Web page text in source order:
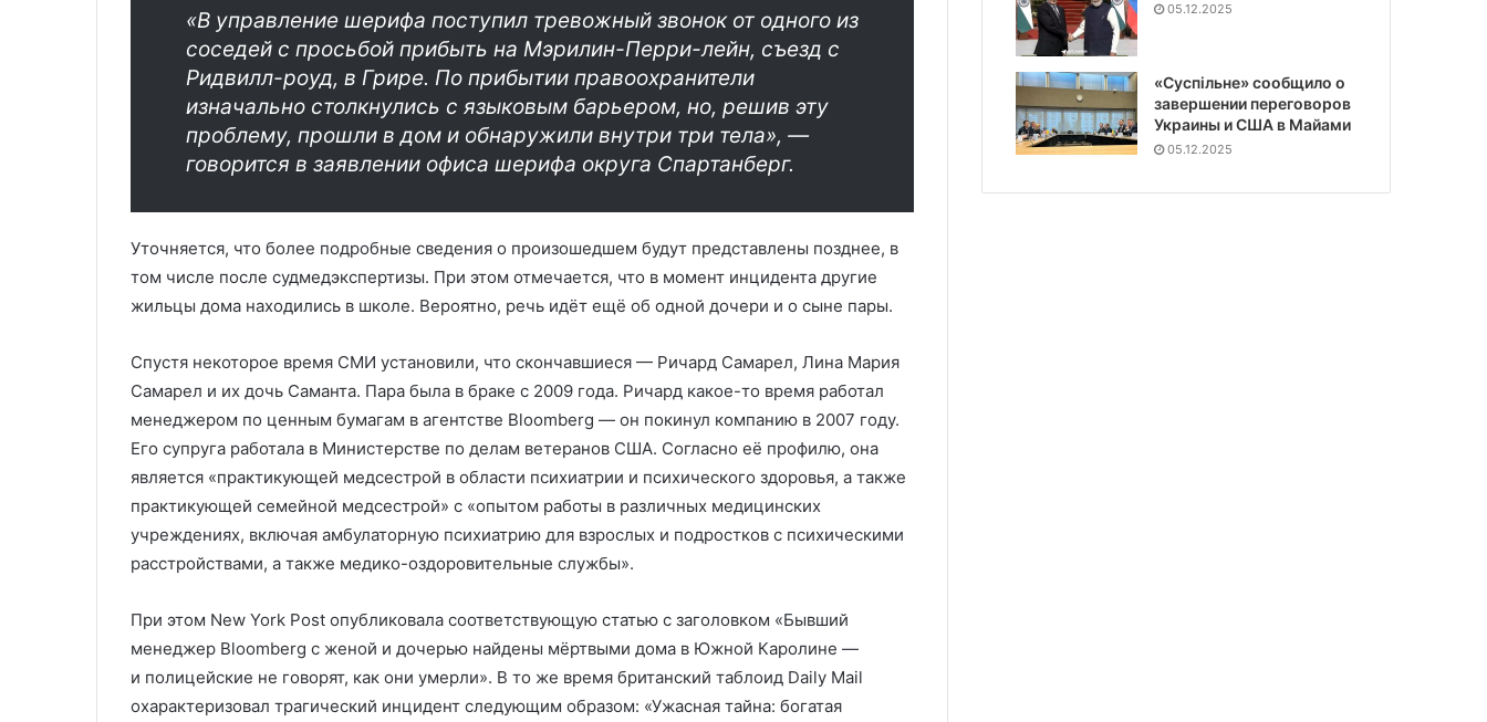
«В управление шерифа поступил тревожный звонок от одного из
соседей с просьбой прибыть на Мэрилин-Перри-лейн, съезд с
Ридвилл-роуд, в Грире. По прибытии правоохранители
изначально столкнулись с языковым барьером, но, решив эту
проблему, прошли в дом и обнаружили внутри три тела», —
говорится в заявлении офиса шерифа округа Спартанберг.
Уточняется, что более подробные сведения о произошедшем будут представлены позднее, в
том числе после судмедэкспертизы. При этом отмечается, что в момент инцидента другие
жильцы дома находились в школе. Вероятно, речь идёт ещё об одной дочери и о сыне пары.
Спустя некоторое время СМИ установили, что скончавшиеся — Ричард Самарел, Лина Мария
Самарел и их дочь Саманта. Пара была в браке с 2009 года. Ричард какое-то время работал
менеджером по ценным бумагам в агентстве Bloomberg — он покинул компанию в 2007 году.
Его супруга работала в Министерстве по делам ветеранов США. Согласно её профилю, она
является «практикующей медсестрой в области психиатрии и психического здоровья, а также
практикующей семейной медсестрой» с «опытом работы в различных медицинских
учреждениях, включая амбулаторную психиатрию для взрослых и подростков с психическими
расстройствами, а также медико-оздоровительные службы».
При этом New York Post опубликовала соответствующую статью с заголовком «Бывший
менеджер Bloomberg с женой и дочерью найдены мёртвыми дома в Южной Каролине —
и полицейские не говорят, как они умерли». В то же время британский таблоид Daily Mail
охарактеризовал трагический инцидент следующим образом: «Ужасная тайна: богатая
05.12.2025
«Суспiльне» сообщило о
завершении переговоров
Украины и США в Майами
05.12.2025